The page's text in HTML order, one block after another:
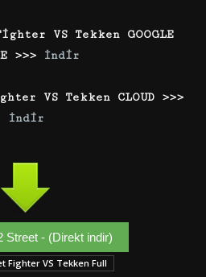
VS Tekken GOOGLE
>>> İndir
VS Tekken CLOUD >>>
İndir
Street - (Direkt indir)
Fighter VS Tekken Full